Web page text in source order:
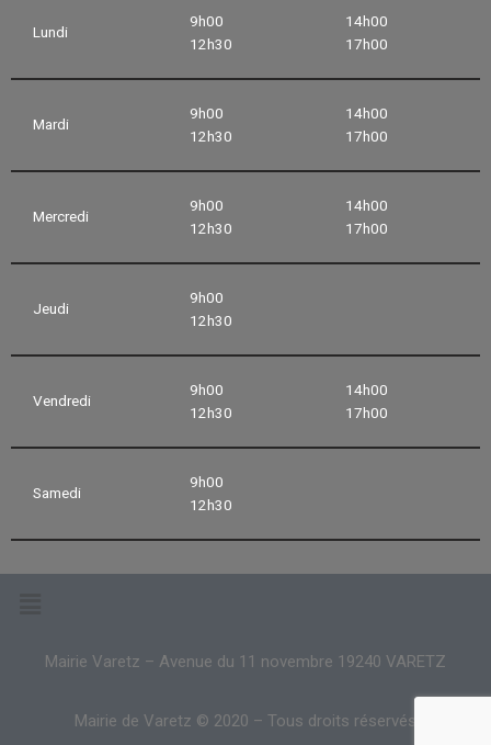
Lundi
9h00
12h30
14h00
17h00
Mardi
9h00
12h30
14h00
17h00
Mercredi
9h00
12h30
14h00
17h00
Jeudi
9h00
12h30
Vendredi
9h00
12h30
14h00
17h00
Samedi
9h00
12h30
Mairie Varetz – Avenue du 11 novembre 19240 VARETZ
Mairie de Varetz © 2020 – Tous droits réservés